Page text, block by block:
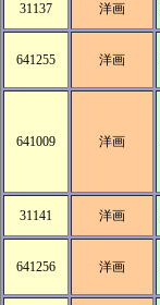
31137 洋画
641255 洋画
641009 洋画
31141 洋画
641256 洋画